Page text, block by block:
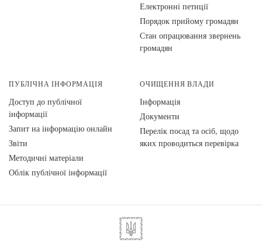
Електронні петиції
Порядок прийому громадян
Стан опрацювання звернень
громадян
ПУБЛІЧНА ІНФОРМАЦІЯ
Доступ до публічної
інформації
Запит на інформацію онлайн
Звіти
Методичні матеріали
Облік публічної інформації
ОЧИЩЕННЯ ВЛАДИ
Інформація
Документи
Перелік посад та осіб, щодо
яких проводиться перевірка